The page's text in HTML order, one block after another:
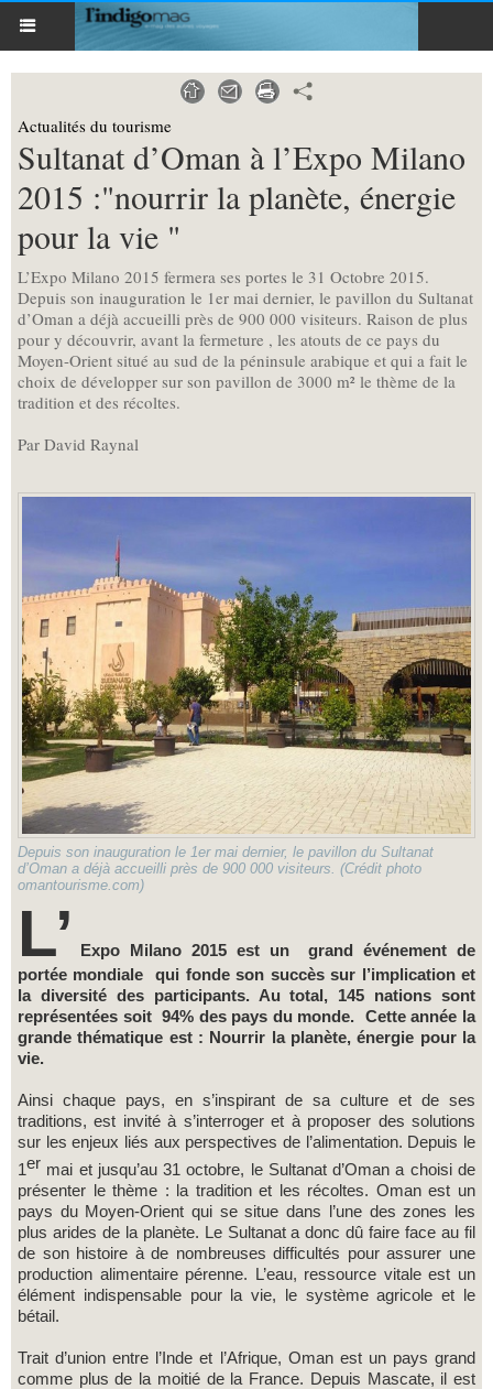
Actualités du tourisme
Sultanat d’Oman à l’Expo Milano
2015 :"nourrir la planète, énergie
pour la vie "
L’Expo Milano 2015 fermera ses portes le 31 Octobre 2015.
Depuis son inauguration le 1er mai dernier, le pavillon du Sultanat
d’Oman a déjà accueilli près de 900 000 visiteurs. Raison de plus
pour y découvrir, avant la fermeture , les atouts de ce pays du
Moyen-Orient situé au sud de la péninsule arabique et qui a fait le
choix de développer sur son pavillon de 3000 m² le thème de la
tradition et des récoltes.
Par David Raynal
Depuis son inauguration le 1er mai dernier, le pavillon du Sultanat
d’Oman a déjà accueilli près de 900 000 visiteurs. (Crédit photo
omantourisme.com)
L’
Expo Milano 2015 est un grand événement de
portée mondiale qui fonde son succès sur l’implication et
la diversité des participants. Au total, 145 nations sont
représentées soit 94% des pays du monde. Cette année la
grande thématique est : Nourrir la planète, énergie pour la
vie.
Ainsi chaque pays, en s’inspirant de sa culture et de ses
traditions, est invité à s’interroger et à proposer des solutions
sur les enjeux liés aux perspectives de l’alimentation. Depuis le
1er mai et jusqu’au 31 octobre, le Sultanat d’Oman a choisi de
présenter le thème : la tradition et les récoltes. Oman est un
pays du Moyen-Orient qui se situe dans l’une des zones les
plus arides de la planète. Le Sultanat a donc dû faire face au fil
de son histoire à de nombreuses difficultés pour assurer une
production alimentaire pérenne. L’eau, ressource vitale est un
élément indispensable pour la vie, le système agricole et le
bétail.
Trait d’union entre l’Inde et l’Afrique, Oman est un pays grand
comme plus de la moitié de la France. Depuis Mascate, il est